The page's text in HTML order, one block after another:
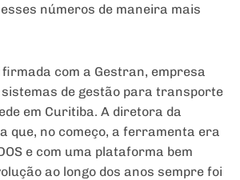
números de maneira mais
com a Gestran, empresa
sistemas de gestão para transporte
em Curitiba. A diretora da
que, no começo, a ferramenta era
e com uma plataforma bem
ao longo dos anos sempre foi